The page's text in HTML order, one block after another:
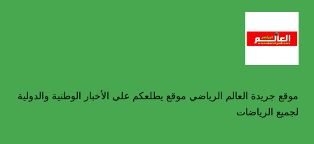
موقع جريدة العالم الرياضي موقع يطلعكم على الأخبار الوطنية والدولية
لجميع الرياضات